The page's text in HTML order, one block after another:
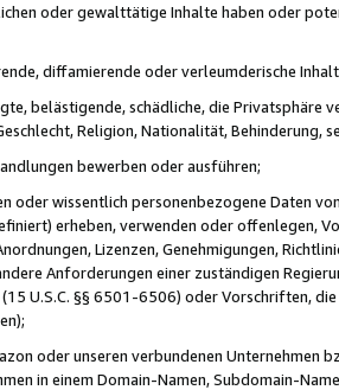
oder gewalttätige Inhalte haben oder
diffamierende oder verleumderische
belästigende, schädliche, die Privatsphäre
Religion, Nationalität, Behinderung,
bewerben oder ausführen;
oder wissentlich personenbezogene Daten
erheben, verwenden oder offenlegen,
Lizenzen, Genehmigungen,
Anforderungen einer zuständigen
U.S.C. §§ 6501-6506) oder Vorschriften,
oder unseren verbundenen Unternehmen
in einem Domain-Namen, Subdomain-